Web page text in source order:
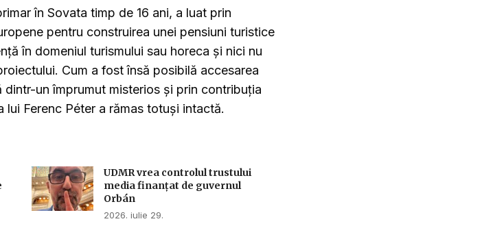
în Sovata timp de 16 ani, a luat prin
pentru construirea unei pensiuni turistice
în domeniul turismului sau horeca și nici nu
Cum a fost însă posibilă accesarea
un împrumut misterios și prin contribuția
Ferenc Péter a rămas totuși intactă.
UDMR vrea controlul trustului
media finanțat de guvernul
Orbán
2026. iulie 29.